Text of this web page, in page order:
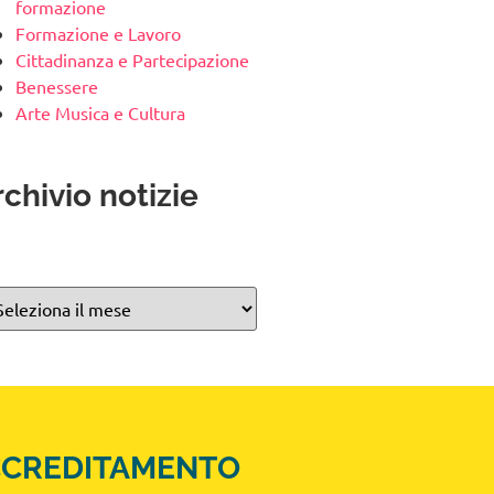
formazione
Formazione e Lavoro
Cittadinanza e Partecipazione
Benessere
Arte Musica e Cultura
notizie